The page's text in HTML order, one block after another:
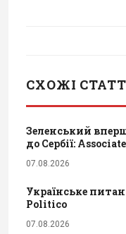
СХОЖІ
Зеленський
до Сербії:
07.08.2026
Українське
Politico
07.08.2026